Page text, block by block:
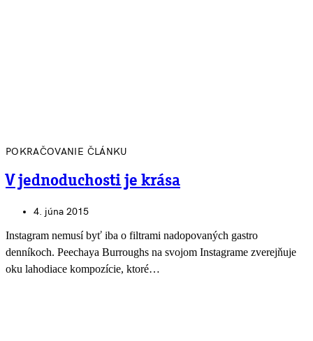
POKRAČOVANIE ČLÁNKU
V jednoduchosti je krása
4. júna 2015
Instagram nemusí byť iba o filtrami nadopovaných gastro
denníkoch. Peechaya Burroughs na svojom Instagrame zverejňuje
oku lahodiace kompozície, ktoré…